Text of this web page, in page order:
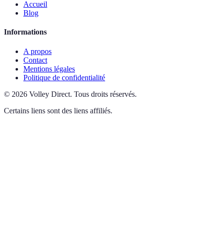
Accueil
Blog
Informations
A propos
Contact
Mentions légales
Politique de confidentialité
© 2026 Volley Direct. Tous droits réservés.
Certains liens sont des liens affiliés.